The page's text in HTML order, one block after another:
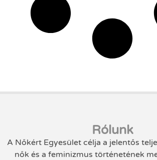
Rólunk
A Nőkért Egyesület célja a jelentős
nők és a feminizmus történetének